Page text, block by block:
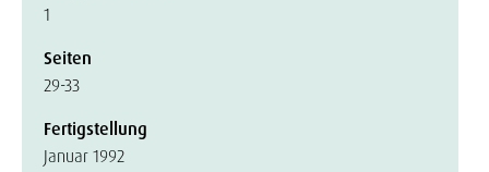
1
Seiten
29-33
Fertigstellung
Januar 1992